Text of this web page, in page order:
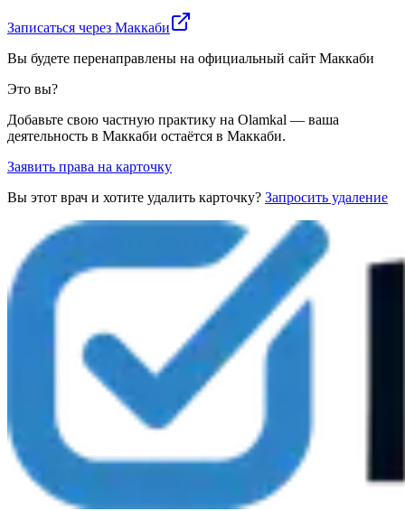
Записаться через Маккаби
Вы будете перенаправлены на официальный сайт Маккаби
Это вы?
Добавьте свою частную практику на Olamkal — ваша
деятельность в Маккаби остаётся в Маккаби.
Заявить права на карточку
Вы этот врач и хотите удалить карточку? Запросить удаление